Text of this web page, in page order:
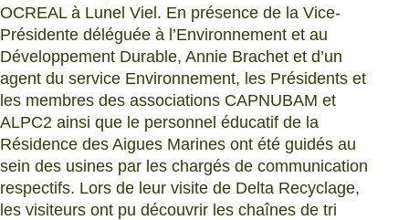
OCREAL à Lunel Viel. En présence de la Vice-
Présidente déléguée à l’Environnement et au
Développement Durable, Annie Brachet et d’un
agent du service Environnement, les Présidents et
les membres des associations CAPNUBAM et
ALPC2 ainsi que le personnel éducatif de la
Résidence des Aigues Marines ont été guidés au
sein des usines par les chargés de communication
respectifs. Lors de leur visite de Delta Recyclage,
les visiteurs ont pu découvrir les chaînes de tri